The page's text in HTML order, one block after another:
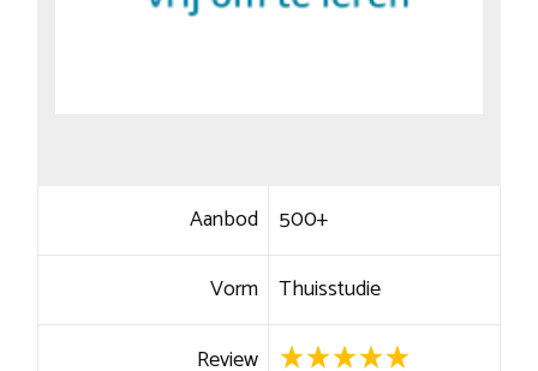
Aanbod 500+
Vorm Thuisstudie
Review